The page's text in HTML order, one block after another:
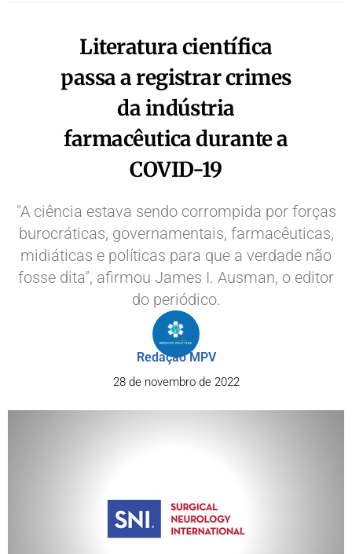
Literatura científica
passa a registrar crimes
da indústria
farmacêutica durante a
COVID-19
"A ciência estava sendo corrompida por forças
burocráticas, governamentais, farmacêuticas,
midiáticas e políticas para que a verdade não
fosse dita", afirmou James I. Ausman, o editor
do periódico.
Redação MPV
28 de novembro de 2022